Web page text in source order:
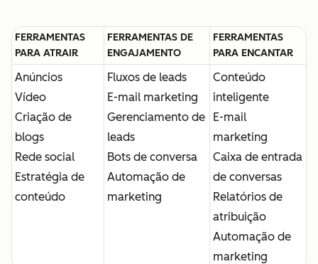
FERRAMENTAS
PARA ATRAIR
FERRAMENTAS DE
ENGAJAMENTO
FERRAMENTAS
PARA ENCANTAR
Anúncios
Vídeo
Criação de
blogs
Rede social
Estratégia de
conteúdo
Fluxos de leads
E-mail marketing
Gerenciamento de
leads
Bots de conversa
Automação de
marketing
Conteúdo
inteligente
E-mail
marketing
Caixa de entrada
de conversas
Relatórios de
atribuição
Automação de
marketing